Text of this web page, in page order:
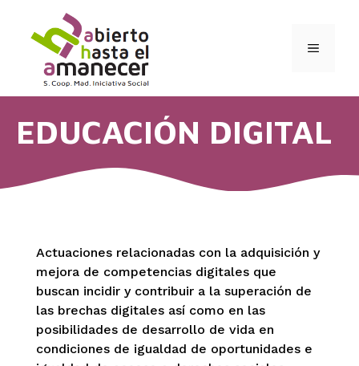
contenido
MENÚ
EDUCACIÓN DIGITAL
Actuaciones relacionadas con la adquisición y
mejora de competencias digitales que
buscan incidir y contribuir a la superación de
las brechas digitales así como en las
posibilidades de desarrollo de vida en
condiciones de igualdad de oportunidades e